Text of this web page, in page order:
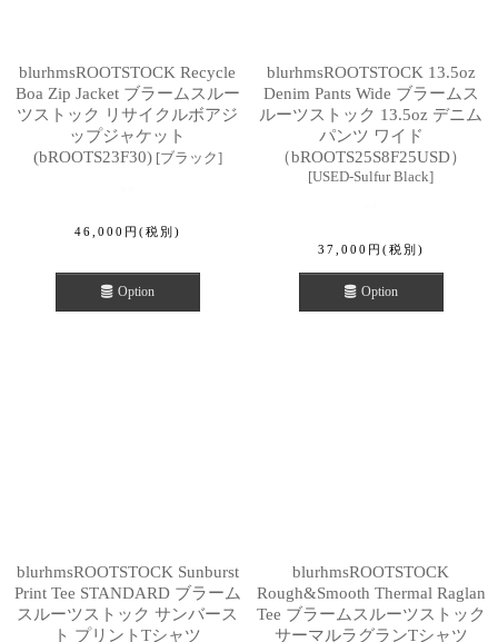
blurhmsROOTSTOCK Recycle
Boa Zip Jacket ブラームスルー
ツストック リサイクルボアジ
ップジャケット
(bROOTS23F30) [ブラック]
46,000 円 (税別)
Option
blurhmsROOTSTOCK 13.5oz
Denim Pants Wide ブラームス
ルーツストック 13.5oz デニム
パンツ ワイド
（bROOTS25S8F25USD）
[USED-Sulfur Black]
37,000 円 (税別)
Option
blurhmsROOTSTOCK Sunburst
Print Tee STANDARD ブラーム
スルーツストック サンバース
ト プリントTシャツ
blurhmsROOTSTOCK
Rough&Smooth Thermal Raglan
Tee ブラームスルーツストック
サーマルラグランTシャツ